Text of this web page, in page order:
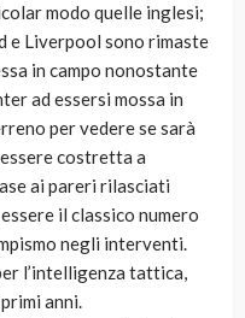
modo quelle inglesi;
e Liverpool sono rimaste
in campo nonostante
ad essersi mossa in
per vedere se sarà
costretta a
ai pareri rilasciati
il classico numero
negli interventi.
l’intelligenza tattica,
anni.